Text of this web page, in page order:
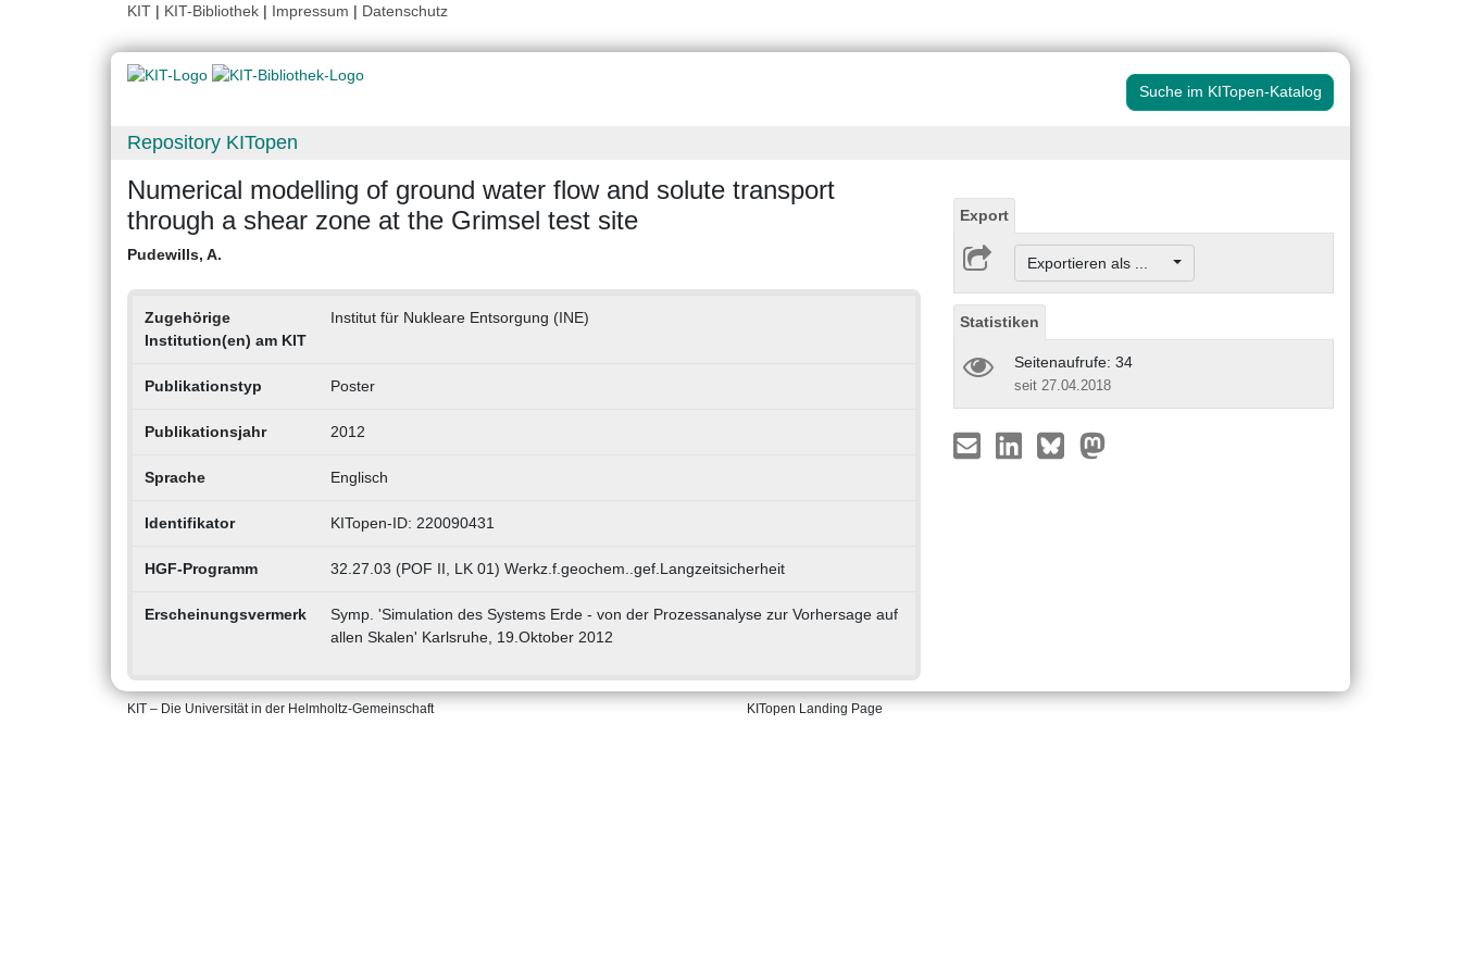
KIT | KIT-Bibliothek | Impressum | Datenschutz
Suche im KITopen-Katalog
Repository KITopen
Numerical modelling of ground water flow and solute transport
through a shear zone at the Grimsel test site
Pudewills, A.
Zugehörige
Institution(en) am KIT
Institut für Nukleare Entsorgung (INE)
Publikationstyp Poster
Publikationsjahr 2012
Sprache Englisch
Identifikator KITopen-ID: 220090431
HGF-Programm 32.27.03 (POF II, LK 01) Werkz.f.geochem..gef.Langzeitsicherheit
Erscheinungsvermerk
Symp. 'Simulation des Systems Erde - von der Prozessanalyse zur Vorhersage auf
allen Skalen' Karlsruhe, 19.Oktober 2012
Export
Exportieren als ...
Statistiken
Seitenaufrufe: 34
seit 27.04.2018
KIT – Die Universität in der Helmholtz-Gemeinschaft KITopen Landing Page